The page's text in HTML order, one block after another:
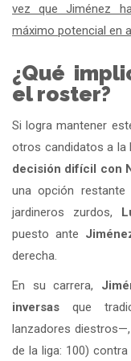
vez que Jiménez
máximo potencial en
¿Qué
el roster?
Si logra mantener
otros candidatos a la
decisión difícil con
una opción
jardineros zurdos,
puesto ante
derecha.
En su carrera,
inversas que
lanzadores
de la liga: 100)